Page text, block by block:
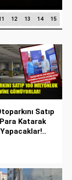
12 13 14 15
Satıp
Katarak